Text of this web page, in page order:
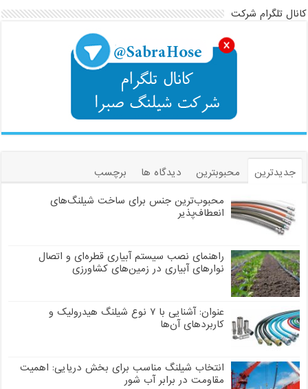
کانال تلگرام شرکت
جدیدترین محبوبترین دیدگاه ها
برچسب
محبوب‌ترین جنس برای ساخت شیلنگ‌های
انعطاف‌پذیر
راهنمای نصب سیستم آبیاری قطره‌ای و اتصال
نوارهای آبیاری در زمین‌های کشاورزی
عنوان: آشنایی با ۷ نوع شیلنگ هیدرولیک و
کاربردهای آن‌ها
انتخاب شیلنگ مناسب برای بخش دریایی: اهمیت
مقاومت در برابر آب شور